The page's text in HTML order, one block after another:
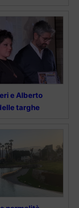
e Alberto
targhe